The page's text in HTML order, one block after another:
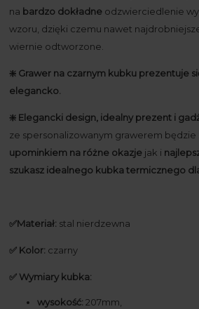
na bardzo dokładne odzwierciedlenie
wzoru, dzięki czemu nawet
wiernie odtworzone.
❇️ Grawer na czarnym kubku prezentuje
elegancko.
❇️ Elegancki design, idealny prezent i
ze spersonalizowanym grawerem będzie
upominkiem na różne okazje jak i
szukasz idealnego kubka termicznego
✅Materiał: stal nierdzewna
✅ Kolor: czarny
✅ Wymiary kubka:
wysokość: 207mm,